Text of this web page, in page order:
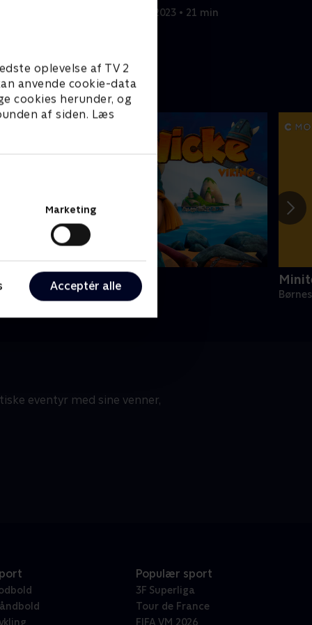
oplevelse af TV 2
anvende cookie-data
cookies herunder, og
af siden. Læs
Marketing
Acceptér alle
1. januar 2023 • 21 min
Viking
• 1 sæsoner
eventyr med sine venner,
Populær sport
3F Superliga
Tour de France
FIFA VM 2026